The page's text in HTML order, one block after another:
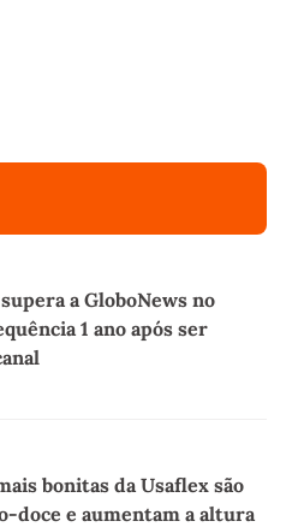
a GloboNews no
1 ano após ser
bonitas da Usaflex são
doce e aumentam a altura